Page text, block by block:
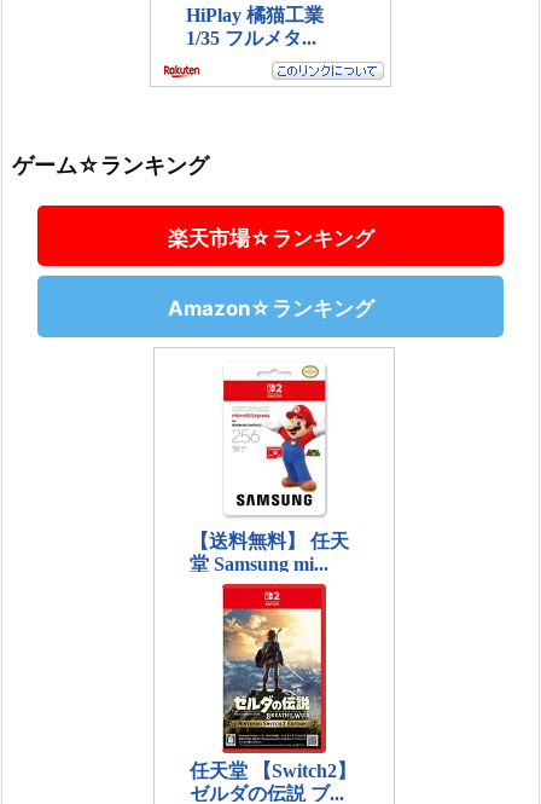
ゲーム☆ランキング
楽天市場☆ランキング
Amazon☆ランキング